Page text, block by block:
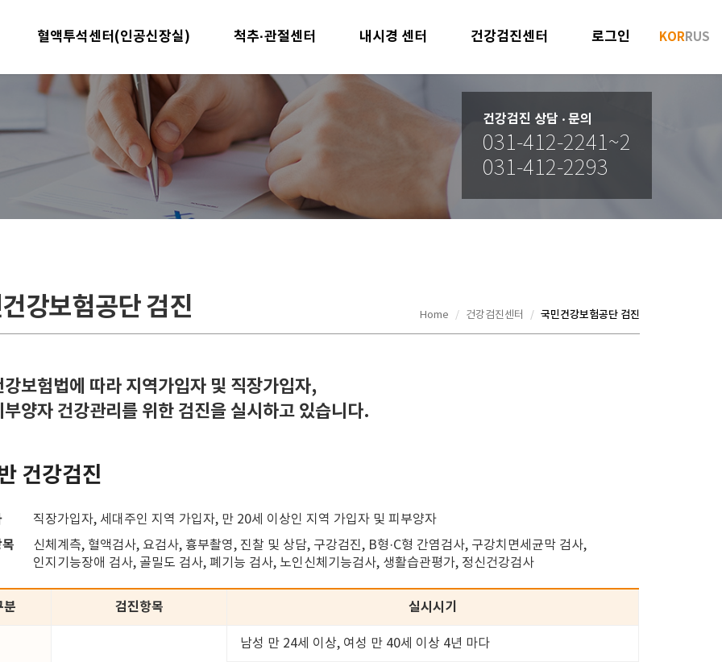
KORRUS
혈액투석센터(인공신장실) 척추·관절센터 내시경 센터 건강검진센터 로그인
건강검진 상담 ‧ 문의
031-412-2241~2
031-412-2293
강보험공단 검진 Home 건강검진센터 국민건강보험공단 검진
강보험법에 따라 지역가입자 및 직장가입자,
부양자 건강관리를 위한 검진을 실시하고 있습니다.
건강검진
직장가입자, 세대주인 지역 가입자, 만 20세 이상인 지역 가입자 및 피부양자
신체계측, 혈액검사, 요검사, 흉부촬영, 진찰 및 상담, 구강검진, B형·C형 간염검사, 구강치면세균막 검사,
인지기능장애 검사, 골밀도 검사, 폐기능 검사, 노인신체기능검사, 생활습관평가, 정신건강검사
분 검진항목 실시시기
남성 만 24세 이상, 여성 만 40세 이상 4년 마다